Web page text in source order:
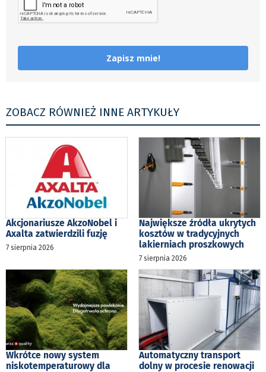
Zapisz mnie!
ZOBACZ RÓWNIEŻ INNE ARTYKUŁY
Akcjonariusze AkzoNobel i
Axalta zatwierdzili fuzję
7 sierpnia 2026
Największe źródła ukrytych
kosztów w tradycyjnych
lakierniach proszkowych
7 sierpnia 2026
Wkrótce nowy system
niskotemperaturowy dla
Automatyczny transport
dolny w procesie renowacji